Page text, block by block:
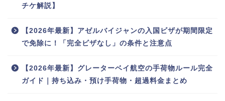
チケ解説】
【2026年最新】アゼルバイジャンの入国ビザが期間限定
で免除に！「完全ビザなし」の条件と注意点
【2026年最新】グレーターベイ航空の手荷物ルール完全
ガイド｜持ち込み・預け手荷物・超過料金まとめ